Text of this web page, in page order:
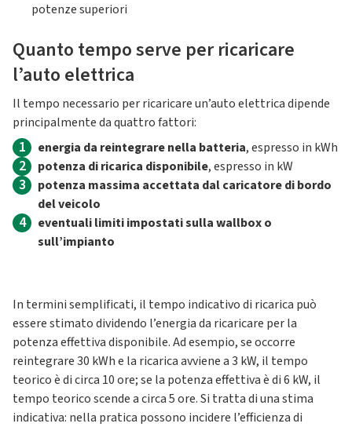
potenze superiori
Quanto tempo serve per ricaricare
l’auto elettrica
Il tempo necessario per ricaricare un’auto elettrica dipende
principalmente da quattro fattori:
1 energia da reintegrare nella batteria, espresso in kWh
2 potenza di ricarica disponibile, espresso in kW
3
potenza massima accettata dal caricatore di bordo
del veicolo
4
eventuali limiti impostati sulla wallbox o
sull’impianto
In termini semplificati, il tempo indicativo di ricarica può
essere stimato dividendo l’energia da ricaricare per la
potenza effettiva disponibile. Ad esempio, se occorre
reintegrare 30 kWh e la ricarica avviene a 3 kW, il tempo
teorico è di circa 10 ore; se la potenza effettiva è di 6 kW, il
tempo teorico scende a circa 5 ore. Si tratta di una stima
indicativa: nella pratica possono incidere l’efficienza di